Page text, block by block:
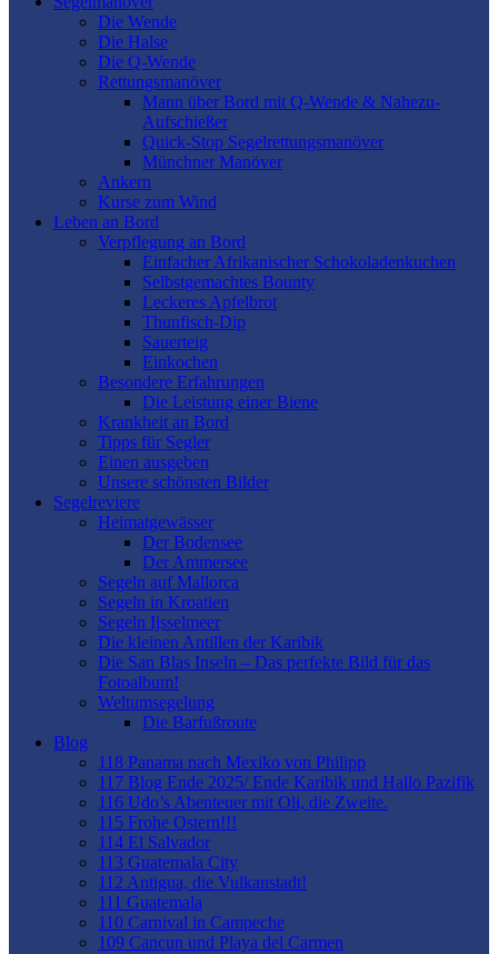
Die Wende
Die Halse
Die Q-Wende
Rettungsmanöver
Mann über Bord mit Q-Wende & Nahezu-
Aufschießer
Quick-Stop Segelrettungsmanöver
Münchner Manöver
Ankern
Kurse zum Wind
Leben an Bord
Verpflegung an Bord
Einfacher Afrikanischer Schokoladenkuchen
Selbstgemachtes Bounty
Leckeres Apfelbrot
Thunfisch-Dip
Sauerteig
Einkochen
Besondere Erfahrungen
Die Leistung einer Biene
Krankheit an Bord
Tipps für Segler
Einen ausgeben
Unsere schönsten Bilder
Segelreviere
Heimatgewässer
Der Bodensee
Der Ammersee
Segeln auf Mallorca
Segeln in Kroatien
Segeln Ijsselmeer
Die kleinen Antillen der Karibik
Die San Blas Inseln – Das perfekte Bild für das
Fotoalbum!
Weltumsegelung
Die Barfußroute
Blog
118 Panama nach Mexiko von Philipp
117 Blog Ende 2025/ Ende Karibik und Hallo Pazifik
116 Udo’s Abenteuer mit Oli, die Zweite.
115 Frohe Ostern!!!
114 El Salvador
113 Guatemala City
112 Antigua, die Vulkanstadt!
111 Guatemala
110 Carnival in Campeche
109 Cancun und Playa del Carmen